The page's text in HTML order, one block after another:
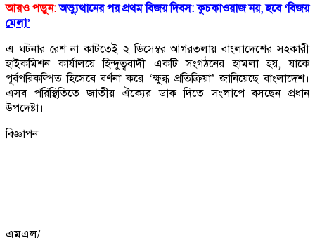
আরও পড়ুন: অভ্যুত্থানের পর প্রথম বিজয় দিবস: কুচকাওয়াজ নয়, হবে ‘বিজয়
মেলা’
এ ঘটনার রেশ না কাটতেই ২ ডিসেম্বর আগরতলায় বাংলাদেশের সহকারী
হাইকমিশন কার্যালয়ে হিন্দুত্ববাদী একটি সংগঠনের হামলা হয়, যাকে
পূর্বপরিকল্পিত হিসেবে বর্ণনা করে ‘ক্ষুব্ধ প্রতিক্রিয়া’ জানিয়েছে বাংলাদেশ।
এসব পরিস্থিতিতে জাতীয় ঐক্যের ডাক দিতে সংলাপে বসছেন প্রধান
উপদেষ্টা।
বিজ্ঞাপন
এমএল/